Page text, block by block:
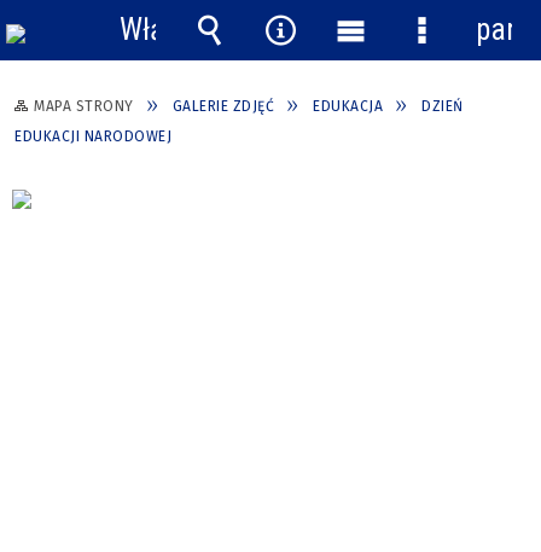
MAPA STRONY GALERIE ZDJĘĆ EDUKACJA
DZIEŃ
EDUKACJI NARODOWEJ
Włącz
powiadomienia
Wyszukiwarka
Narzędzia
Menu
główne
Menu
panel